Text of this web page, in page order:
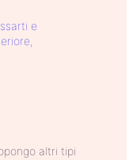
e
altri tipi